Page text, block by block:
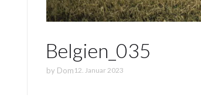
Belgien_035
by Dom 12. Januar 2023